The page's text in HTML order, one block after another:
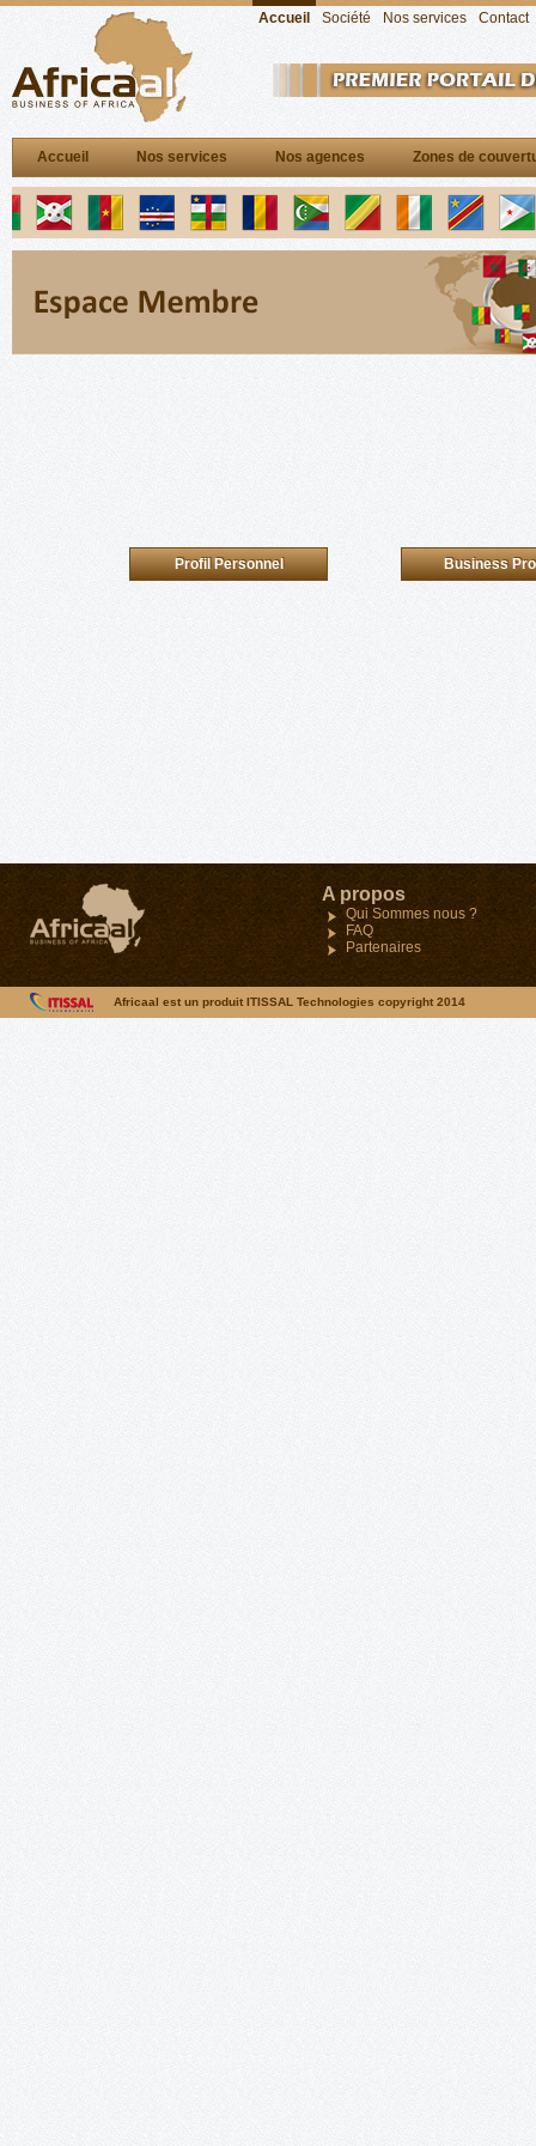
Accueil Société Nos services Contact
Accueil Nos services Nos agences Zones de
Profil Personnel Business
A propos
Qui Sommes nous ?
FAQ
Partenaires
Maroc
34, Angle Avenue Oqba
Oumeir- Agdal-Rabat
Tel : (212)05 37 68 03
Fax : (212) 05 37 68 03
Africaal est un produit ITISSAL Technologies copyright 2014